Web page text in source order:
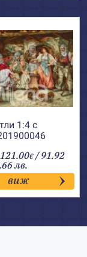
1:4 с
121.00€Price
range:
47.00€
through
121.00€
/ 91.92
лв.
виж